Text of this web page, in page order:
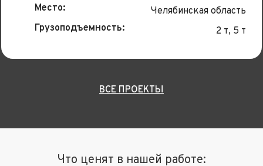
Место:
Челябинская область
Грузоподъемность:
2 т, 5 т
ВСЕ ПРОЕКТЫ
Что ценят в нашей работе: